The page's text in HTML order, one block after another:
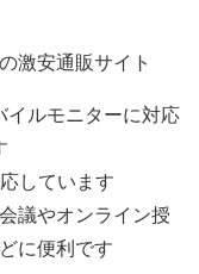
激安通販サイト
イルモニターに対応
しています
議やオンライン授
に便利です